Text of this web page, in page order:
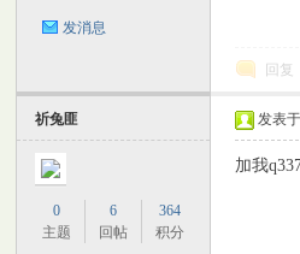
发消息
回复
祈兔匪
0
主题
6
回帖
364
积分
发表
加我